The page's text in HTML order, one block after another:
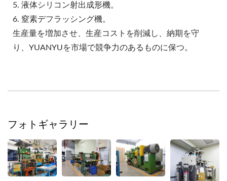
5. 液体シリコン射出成形機。
6. 窒素デフラッシング機。
生産量を増加させ、生産コストを削減し、納期を守
り、YUANYUを市場で競争力のあるものに保つ。
フォトギャラリー